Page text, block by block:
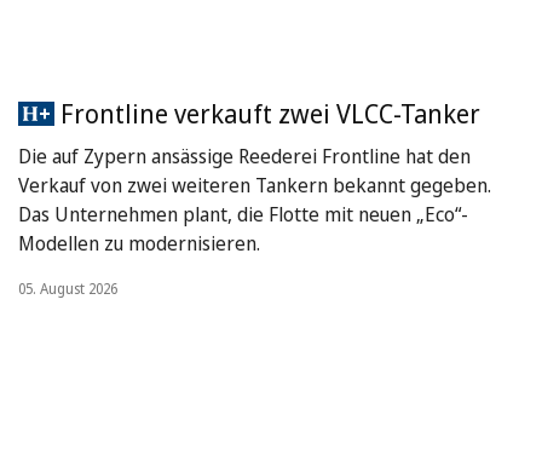
Frontline verkauft zwei VLCC-Tanker
Die auf Zypern ansässige Reederei Frontline hat den
Verkauf von zwei weiteren Tankern bekannt gegeben.
Das Unternehmen plant, die Flotte mit neuen „Eco“-
Modellen zu modernisieren.
05. August 2026